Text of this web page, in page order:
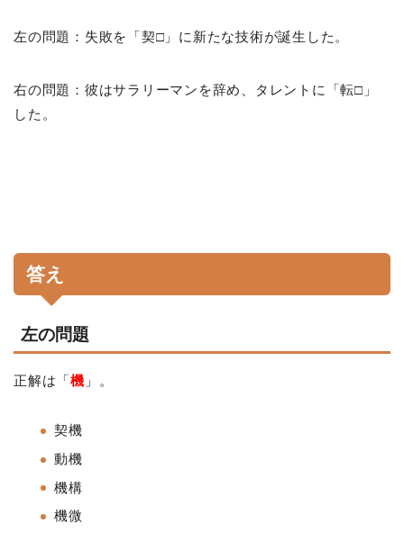
左の問題：失敗を「契□」に新たな技術が誕生した。
右の問題：彼はサラリーマンを辞め、タレントに「転□」
した。
答え
左の問題
正解は「機 」。
契機
動機
機構
機微